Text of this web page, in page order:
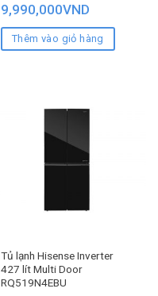
9,990,000VND
Thêm vào giỏ hàng
Tủ lạnh Hisense Inverter
427 lít Multi Door
RQ519N4EBU